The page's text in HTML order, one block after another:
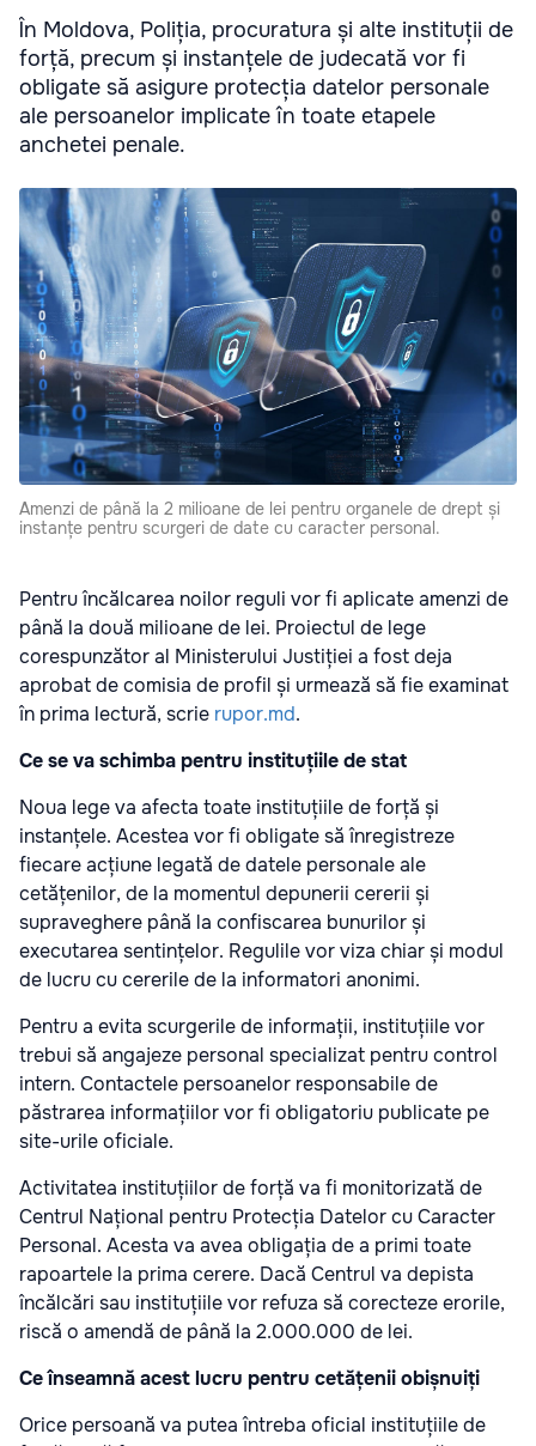
În Moldova, Poliția, procuratura și alte instituții de
forță, precum și instanțele de judecată vor fi
obligate să asigure protecția datelor personale
ale persoanelor implicate în toate etapele
anchetei penale.
Amenzi de până la 2 milioane de lei pentru organele de drept și
instanțe pentru scurgeri de date cu caracter personal.
Pentru încălcarea noilor reguli vor fi aplicate amenzi de
până la două milioane de lei. Proiectul de lege
corespunzător al Ministerului Justiției a fost deja
aprobat de comisia de profil și urmează să fie examinat
în prima lectură, scrie rupor.md.
Ce se va schimba pentru instituțiile de stat
Noua lege va afecta toate instituțiile de forță și
instanțele. Acestea vor fi obligate să înregistreze
fiecare acțiune legată de datele personale ale
cetățenilor, de la momentul depunerii cererii și
supraveghere până la confiscarea bunurilor și
executarea sentințelor. Regulile vor viza chiar și modul
de lucru cu cererile de la informatori anonimi.
Pentru a evita scurgerile de informații, instituțiile vor
trebui să angajeze personal specializat pentru control
intern. Contactele persoanelor responsabile de
păstrarea informațiilor vor fi obligatoriu publicate pe
site-urile oficiale.
Activitatea instituțiilor de forță va fi monitorizată de
Centrul Național pentru Protecția Datelor cu Caracter
Personal. Acesta va avea obligația de a primi toate
rapoartele la prima cerere. Dacă Centrul va depista
încălcări sau instituțiile vor refuza să corecteze erorile,
riscă o amendă de până la 2.000.000 de lei.
Ce înseamnă acest lucru pentru cetățenii obișnuiți
Orice persoană va putea întreba oficial instituțiile de